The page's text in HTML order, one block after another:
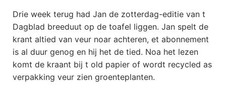
Drie week terug had Jan de zotterdag-editie van t
Dagblad breeduut op de toafel liggen. Jan spelt de
krant altied van veur noar achteren, et abonnement
is al duur genog en hij het de tied. Noa het lezen
komt de kraant bij t old papier of wordt recycled as
verpakking veur zien groenteplanten.